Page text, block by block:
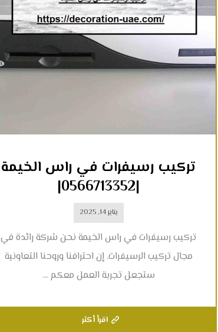
تركيب رسيفرات في راس الخيمة
|0566713352|
يناير 14, 2025
تركيب رسيفرات في راس الخيمة نحن شركة رائدة في
مجال تركيب الرسيفرات. إن احترافنا وروحنا التعاونية
ستجعل تجربة العمل معكم ...
اقرأ أكثر